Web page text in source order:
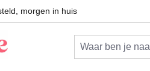
morgen in huis